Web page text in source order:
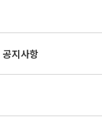
지사항